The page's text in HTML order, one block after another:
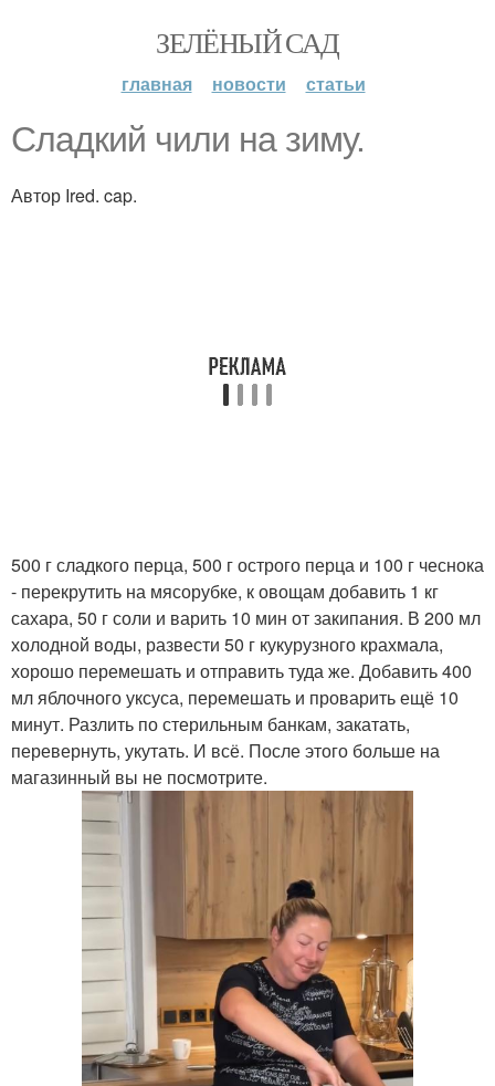
ЗЕЛЁНЫЙ САД
главная новости статьи
Сладкий чили на зиму.
Автор Ired. cap.
500 г сладкого перца, 500 г острого перца и 100 г чеснока
- перекрутить на мясорубке, к овощам добавить 1 кг
сахара, 50 г соли и варить 10 мин от закипания. В 200 мл
холодной воды, развести 50 г кукурузного крахмала,
хорошо перемешать и отправить туда же. Добавить 400
мл яблочного уксуса, перемешать и проварить ещё 10
минут. Разлить по стерильным банкам, закатать,
перевернуть, укутать. И всё. После этого больше на
магазинный вы не посмотрите.